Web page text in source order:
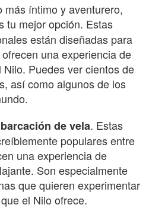
más íntimo y aventurero,
tu mejor opción. Estas
están diseñadas para
una experiencia de
Puedes ver cientos de
así como algunos de los
de vela. Estas
populares entre
una experiencia de
Son especialmente
que quieren experimentar
el Nilo ofrece.